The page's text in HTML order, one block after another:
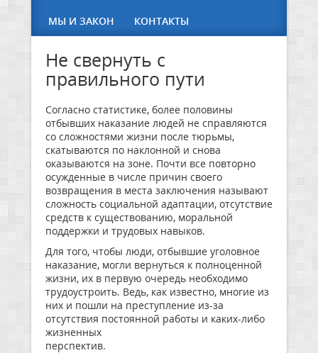
МЫ И ЗАКОН КОНТАКТЫ
Не свернуть с
правильного пути
Согласно статистике, более половины
отбывших наказание людей не справляются
со сложностями жизни после тюрьмы,
скатываются по наклонной и снова
оказываются на зоне. Почти все повторно
осужденные в числе причин своего
возвращения в места заключения называют
сложность социальной адаптации, отсутствие
средств к существованию, моральной
поддержки и трудовых навыков.
Для того, чтобы люди, отбывшие уголовное
наказание, могли вернуться к полноценной
жизни, их в первую очередь необходимо
трудоустроить. Ведь, как известно, многие из
них и пошли на преступление из-за
отсутствия постоянной работы и каких-либо
жизненных
перспектив.